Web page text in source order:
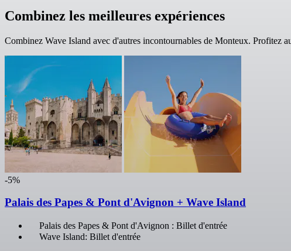
Combinez les meilleures expériences
Combinez Wave Island avec d'autres incontournables de Monteux. Profitez
-5%
Palais des Papes & Pont d'Avignon + Wave Island
Palais des Papes & Pont d'Avignon : Billet d'entrée
Wave Island: Billet d'entrée